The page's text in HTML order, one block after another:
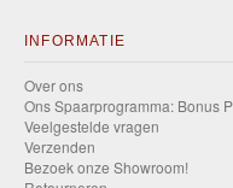
INFORMATIE
Over ons
Ons Spaarprogramma: Bonus
Veelgestelde vragen
Verzenden
Bezoek onze Showroom!